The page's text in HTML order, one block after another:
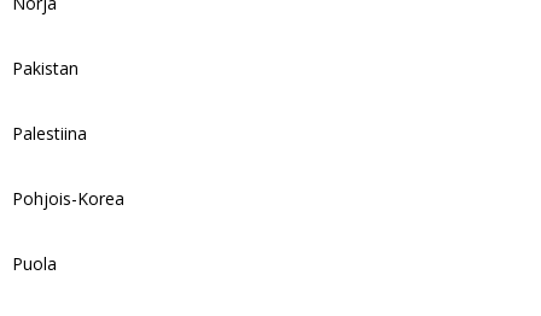
Pakistan
Palestiina
Pohjois-Korea
Puola